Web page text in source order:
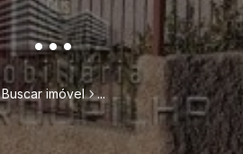
...
Buscar imóvel ...